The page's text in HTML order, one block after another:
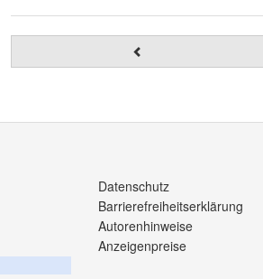
Datenschutz
Barrierefreiheitserklärung
Autorenhinweise
Anzeigenpreise